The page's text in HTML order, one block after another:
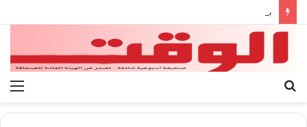
بيان الإتحاد الوطنى العام لعمال ليبيا